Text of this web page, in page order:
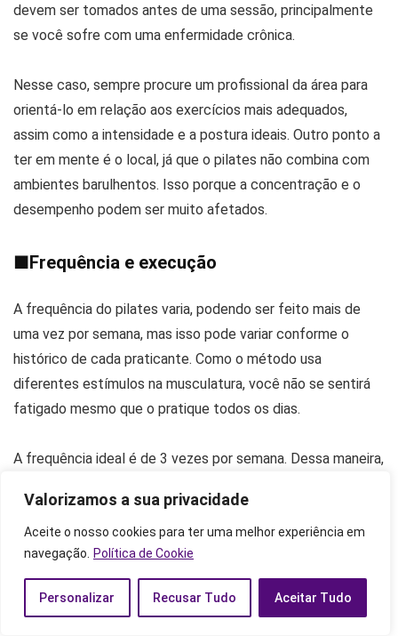
Valorizamos a sua privacidade
Aceite o nosso cookies para ter uma melhor experiência em
navegação.
Política de Cookie
Personalizar Recusar Tudo Aceitar Tudo
devem ser tomados antes de uma sessão, principalmente
se você sofre com uma enfermidade crônica.
Nesse caso, sempre procure um profissional da área para
orientá-lo em relação aos exercícios mais adequados,
assim como a intensidade e a postura ideais. Outro ponto a
ter em mente é o local, já que o pilates não combina com
ambientes barulhentos. Isso porque a concentração e o
desempenho podem ser muito afetados.
■Frequência e execução
A frequência do pilates varia, podendo ser feito mais de
uma vez por semana, mas isso pode variar conforme o
histórico de cada praticante. Como o método usa
diferentes estímulos na musculatura, você não se sentirá
fatigado mesmo que o pratique todos os dias.
A frequência ideal é de 3 vezes por semana. Dessa maneira,
manter uma boa rotina de exercícios. Contudo, se você é
iniciante e era sedentário, o recomendado é fazê-lo apenas
uma vez por semana, aumentando de acordo com a
evolução do seu condicionamento físico.